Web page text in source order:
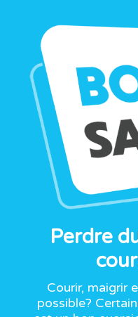
Perdre
Courir, maigrir
possible?